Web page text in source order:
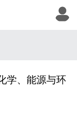
学、能源与环